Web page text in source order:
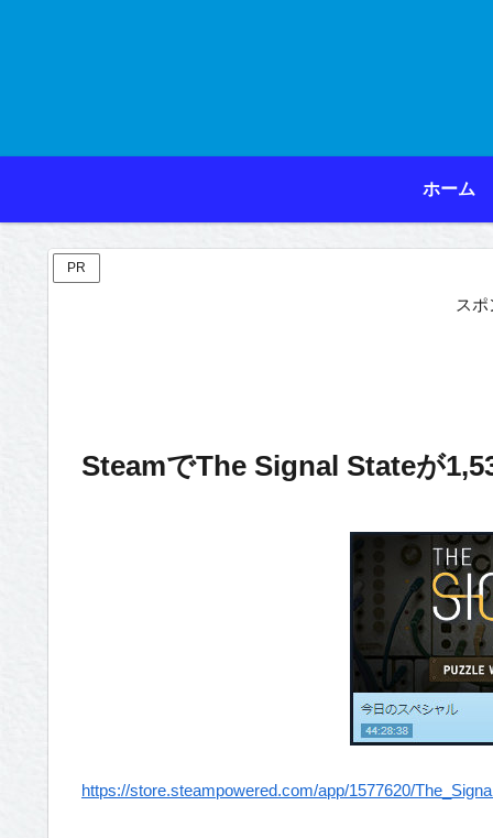
ホーム
PR
ス
SteamでThe Signal Stateが
https://store.steampowered.com/app/1577620/